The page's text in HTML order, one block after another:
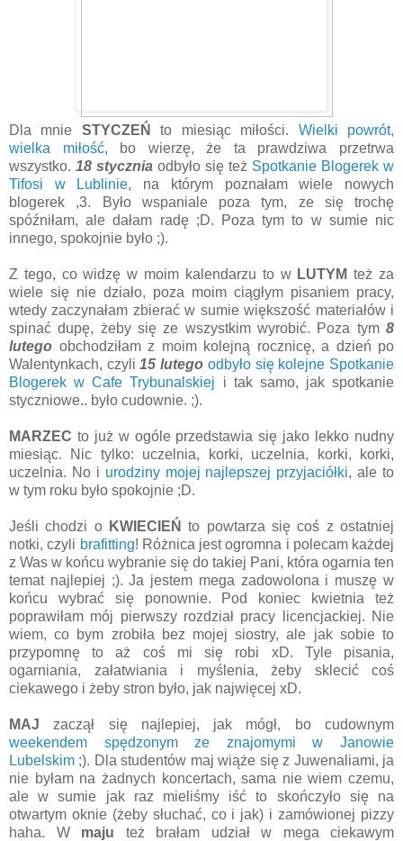
Dla mnie STYCZEŃto miesiąc miłości. Wielki powrót,
wielka miłość, bo wierzę, że ta prawdziwa przetrwa
wszystko. 18 stycznia odbyło się też Spotkanie Blogerek w
Tifosi w Lublinie, na którym poznałam wiele nowych
blogerek ,3. Było wspaniale poza tym, ze się trochę
spóźniłam, ale dałam radę ;D. Poza tym to w sumie nic
innego, spokojnie było ;).
Z tego, co widzę w moim kalendarzu to w LUTYM też za
wiele się nie działo, poza moim ciągłym pisaniem pracy,
wtedy zaczynałam zbierać w sumie większość materiałów i
spinać dupę, żeby się ze wszystkim wyrobić. Poza tym 8
lutego obchodziłam z moim kolejną rocznicę, a dzień po
Walentynkach, czyli 15 lutego odbyło się kolejne Spotkanie
Blogerek w Cafe Trybunalskiej i tak samo, jak spotkanie
styczniowe.. było cudownie. ;).
MARZEC to już w ogóle przedstawia się jako lekko nudny
miesiąc. Nic tylko: uczelnia, korki, uczelnia, korki, korki,
uczelnia. No i urodziny mojej najlepszej przyjaciółki, ale to
w tym roku było spokojnie ;D.
Jeśli chodzi o KWIECIEŃto powtarza się coś z ostatniej
notki, czyli brafitting! Różnica jest ogromna i polecam każdej
z Was w końcu wybranie się do takiej Pani, która ogarnia ten
temat najlepiej ;). Ja jestem mega zadowolona i muszę w
końcu wybrać się ponownie. Pod koniec kwietnia też
poprawiłam mój pierwszy rozdział pracy licencjackiej. Nie
wiem, co bym zrobiła bez mojej siostry, ale jak sobie to
przypomnę to aż coś mi się robi xD. Tyle pisania,
ogarniania, załatwiania i myślenia, żeby sklecić coś
ciekawego i żeby stron było, jak najwięcej xD.
MAJ zaczął się najlepiej, jak mógł, bo cudownym
weekendem spędzonym ze znajomymi w Janowie
Lubelskim ;). Dla studentów maj wiąże się z Juwenaliami, ja
nie byłam na żadnych koncertach, sama nie wiem czemu,
ale w sumie jak raz mieliśmy iść to skończyło się na
otwartym oknie (żeby słuchać, co i jak) i zamówionej pizzy
haha. W maju też brałam udział w mega ciekawym